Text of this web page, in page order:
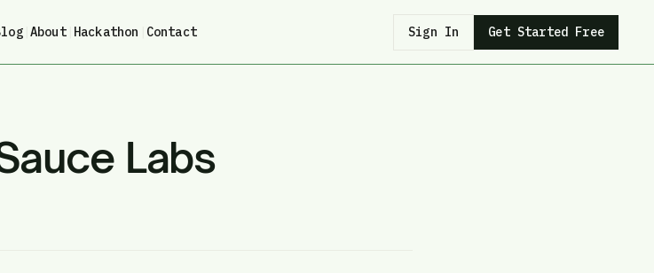
| About| Hackathon Contact Sign In Get Started Free
Labs